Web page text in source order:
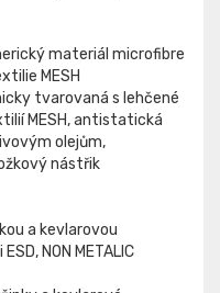
materiál microfibre
MESH
tvarovaná s lehčené
MESH, antistatická
olejům,
nástřik
a kevlarovou
NON METALIC